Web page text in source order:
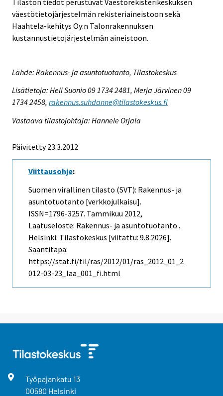
väestötietojärjestelmän rekisteriaineistoon sekä
Haahtela-kehitys Oy:n Talonrakennuksen
kustannustietojärjestelmän aineistoon.
Lähde: Rakennus- ja asuntotuotanto, Tilastokeskus
Lisätietoja: Heli Suonio 09 1734 2481, Merja Järvinen 09
1734 2458, rakennus.suhdanne@tilastokeskus.fi
Vastaava tilastojohtaja: Hannele Orjala
Päivitetty 23.3.2012
Viittausohje:
Suomen virallinen tilasto (SVT): Rakennus- ja
asuntotuotanto [verkkojulkaisu].
ISSN=1796-3257. Tammikuu 2012,
Laatuseloste: Rakennus- ja asuntotuotanto .
Helsinki: Tilastokeskus [viitattu: 9.8.2026].
Saantitapa:
https://stat.fi/til/ras/2012/01/ras_2012_01_2
012-03-23_laa_001_fi.html
Työpajankatu 13
00580 Helsinki